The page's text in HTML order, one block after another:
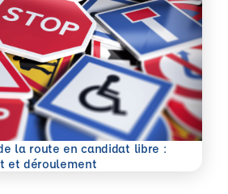
la route en candidat libre :
et déroulement